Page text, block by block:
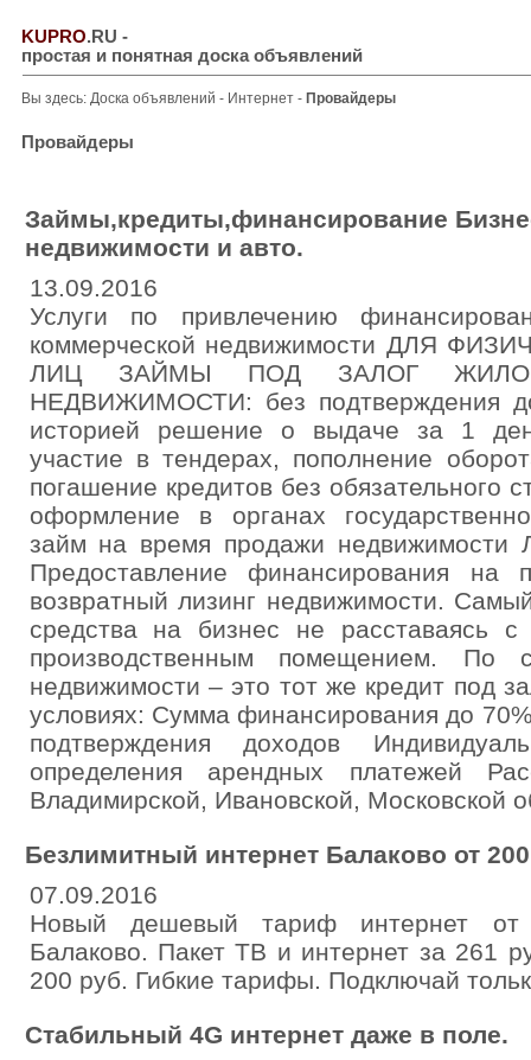
KUPRO.RU -
простая и понятная доска объявлений
Вы здесь: Доска объявлений - Интернет - Провайдеры
Провайдеры
Займы,кредиты,финансирование
недвижимости и авто.
13.09.2016
Услуги по привлечению
коммерческой недвижимости ДЛЯ
ЛИЦ ЗАЙМЫ ПОД ЗАЛОГ
НЕДВИЖИМОСТИ: без подтверждения
историей решение о выдаче за 1
участие в тендерах, пополнение
погашение кредитов без обязательного
оформление в органах
займ на время продажи
Предоставление финансирования на
возвратный лизинг недвижимости.
средства на бизнес не расставаясь
производственным помещением. По
недвижимости – это тот же кредит под
условиях: Сумма финансирования до
подтверждения доходов
определения арендных платежей
Владимирской, Ивановской, Московской
Безлимитный интернет Балаково от
07.09.2016
Новый дешевый тариф интернет от
Балаково. Пакет ТВ и интернет за 261
200 руб. Гибкие тарифы. Подключай
Стабильный 4G интернет даже в поле.